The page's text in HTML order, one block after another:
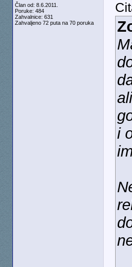
Član od: 8.6.2011.
Poruke: 484
Zahvalnice: 631
Zahvaljeno 72 puta na 70 poruka
i